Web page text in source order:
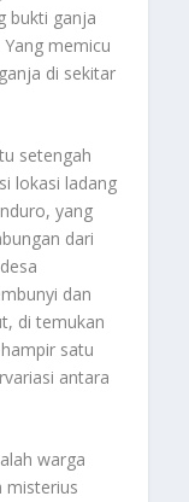
bukti ganja
memicu
di sekitar
setengah
lokasi ladang
yang
dari
dan
di temukan
satu
antara
warga
misterius